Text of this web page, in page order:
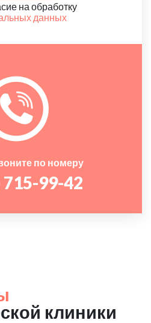
на обработку
данных
по номеру
715-99-42
клиники